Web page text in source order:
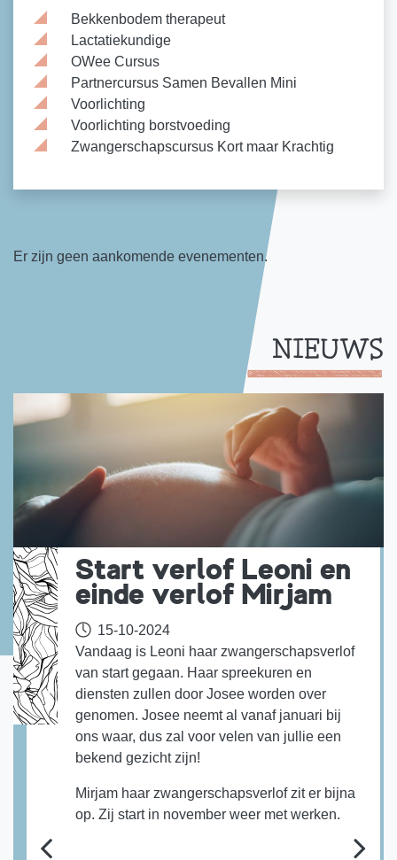
Bekkenbodem therapeut
Lactatiekundige
OWee Cursus
Partnercursus Samen Bevallen Mini
Voorlichting
Voorlichting borstvoeding
Zwangerschapscursus Kort maar Krachtig
Er zijn geen aankomende evenementen.
NIEUWS
Start verlof Leoni en
einde verlof Mirjam
15-10-2024
Vandaag is Leoni haar zwangerschapsverlof
van start gegaan. Haar spreekuren en
diensten zullen door Josee worden over
genomen. Josee neemt al vanaf januari bij
ons waar, dus zal voor velen van jullie een
bekend gezicht zijn!
Mirjam haar zwangerschapsverlof zit er bijna
op. Zij start in november weer met werken.